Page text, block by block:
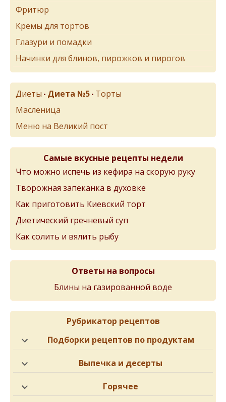
Фритюр
Кремы для тортов
Глазури и помадки
Начинки для блинов, пирожков и пирогов
Диеты • Диета №5 • Торты
Масленица
Меню на Великий пост
Самые вкусные рецепты недели
Что можно испечь из кефира на скорую руку
Творожная запеканка в духовке
Как приготовить Киевский торт
Диетический гречневый суп
Как солить и вялить рыбу
Ответы на вопросы
Блины на газированной воде
Рубрикатор рецептов
Подборки рецептов по продуктам
Выпечка и десерты
Горячее